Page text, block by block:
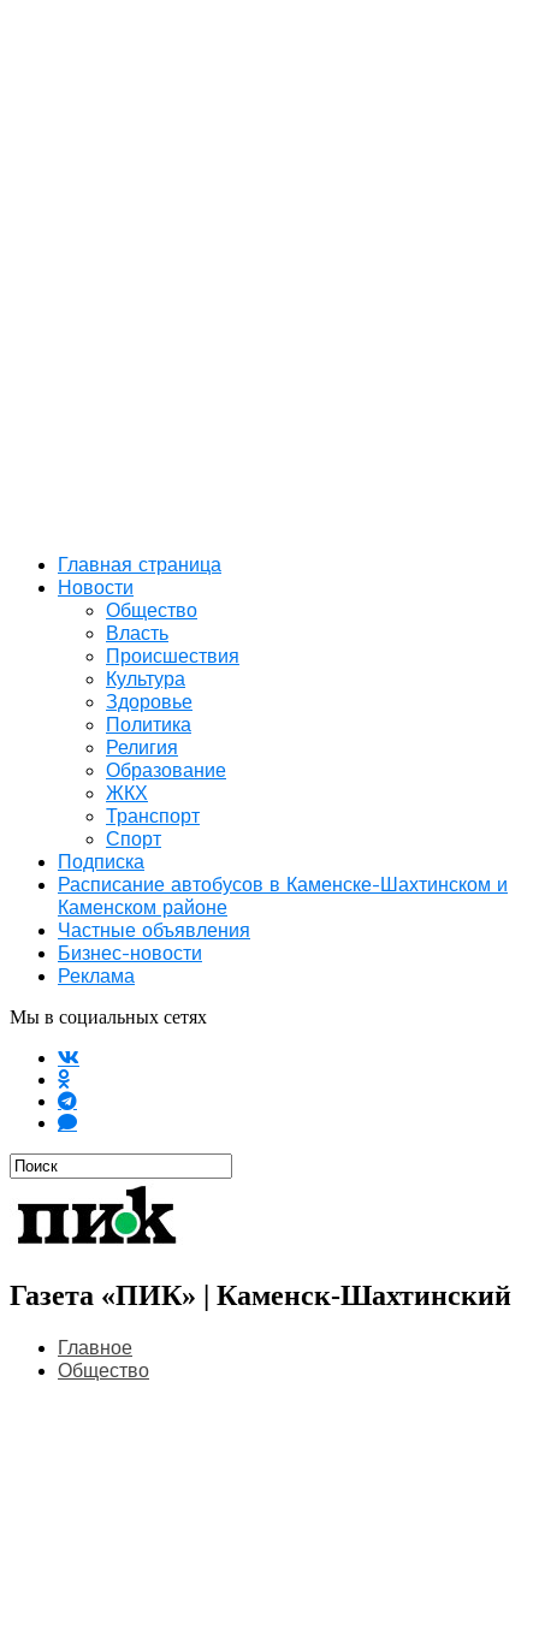
Главная страница
Новости
Общество
Власть
Происшествия
Культура
Здоровье
Политика
Религия
Образование
ЖКХ
Транспорт
Спорт
Подписка
Расписание автобусов в Каменске-Шахтинском и
Каменском районе
Частные объявления
Бизнес-новости
Реклама
Мы в социальных сетях
Газета «ПИК» | Каменск-Шахтинский
Главное
Общество